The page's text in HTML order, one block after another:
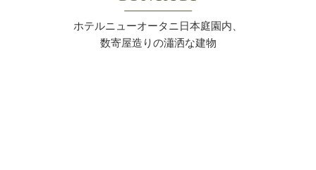
ホテルニューオータニ日本庭園内、
数寄屋造りの瀟洒な建物